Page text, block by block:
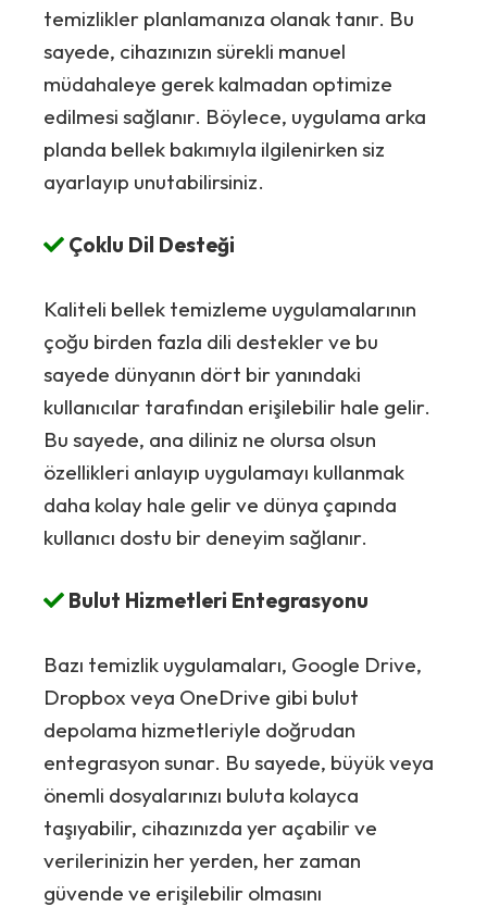
temizlikler planlamanıza olanak tanır. Bu
sayede, cihazınızın sürekli manuel
müdahaleye gerek kalmadan optimize
edilmesi sağlanır. Böylece, uygulama arka
planda bellek bakımıyla ilgilenirken siz
ayarlayıp unutabilirsiniz.
Çoklu Dil Desteği
Kaliteli bellek temizleme uygulamalarının
çoğu birden fazla dili destekler ve bu
sayede dünyanın dört bir yanındaki
kullanıcılar tarafından erişilebilir hale gelir.
Bu sayede, ana diliniz ne olursa olsun
özellikleri anlayıp uygulamayı kullanmak
daha kolay hale gelir ve dünya çapında
kullanıcı dostu bir deneyim sağlanır.
Bulut Hizmetleri Entegrasyonu
Bazı temizlik uygulamaları, Google Drive,
Dropbox veya OneDrive gibi bulut
depolama hizmetleriyle doğrudan
entegrasyon sunar. Bu sayede, büyük veya
önemli dosyalarınızı buluta kolayca
taşıyabilir, cihazınızda yer açabilir ve
verilerinizin her yerden, her zaman
güvende ve erişilebilir olmasını